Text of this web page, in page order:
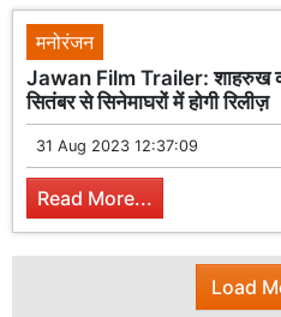
मनोरंजन
Jawan Film Trailer: शाहरुख
सितंबर से सिनेमाघरों में होगी रिलीज़
31 Aug 2023 12:37:09
Read More...
Load